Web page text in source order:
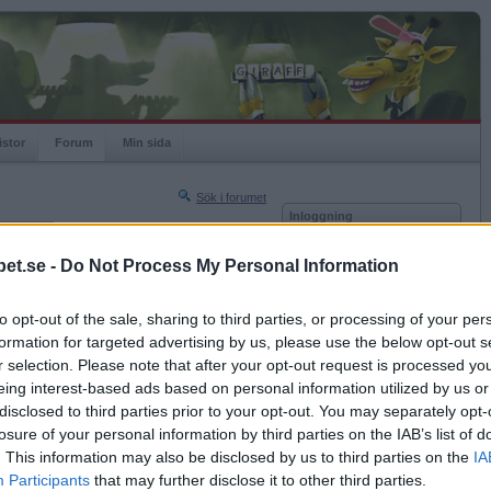
- Do Not Process My Personal Information
opt-out of the sale, sharing to third parties, or processing of your
for targeted advertising by us, please use the below opt-out
selection. Please note that after your opt-out request is processed
interest-based ads based on personal information utilized by us
to third parties prior to your opt-out. You may separately
of your personal information by third parties on the IAB’s list of
This information may also be disclosed by us to third parties on the
Participants that may further disclose it to other third parties.
Forum Min sida
Sök i forumet
Nästa sida »
2007-09-13 15:27
en turnering klockan 16:30, preliminärt i
Som tråden heter, alltså.
Inloggning
Kom ihåg mig
Glömt ditt lösenord?
Få ny aktiveringslänk
Betapet är gratis!